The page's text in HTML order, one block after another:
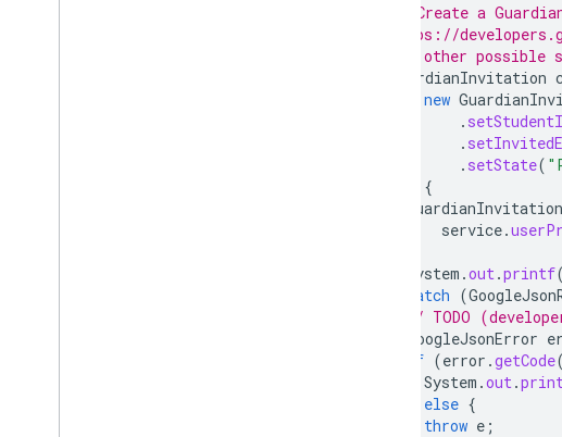
/* Create a
https://
for other
GuardianInvitation
new
.
.
. setState(
{
guardianInvitation
service.
System .out .printf(
catch (
// TODO
GoogleJsonError
if (error .getCode
System .out .
else {
throw e ;